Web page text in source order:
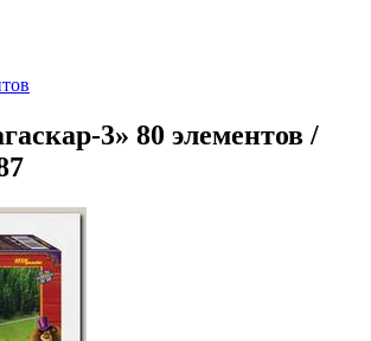
3» 80 элементов /